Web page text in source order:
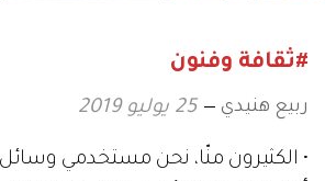
#ثقافة وفنون
ربيع هنيدي 25 يوليو 2019
• الكثيرون منّا، نحن مستخدمي